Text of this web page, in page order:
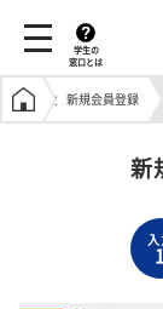
学生の
窓口とは
学生の窓口トップ
新規会員登録
新
入
1